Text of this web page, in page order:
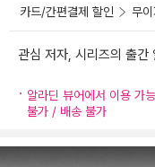
카드/간편결제 할인 무
관심 저자, 시리즈의 출간
알라딘 뷰어에서 이용 가
불가 / 배송 불가